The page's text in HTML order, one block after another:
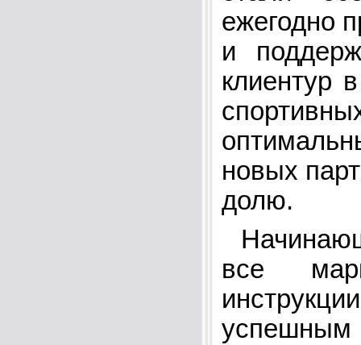
ежегодно
и
клиентур
новых
долю.
все